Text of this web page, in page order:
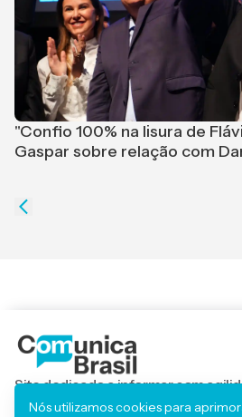
"Confio 100% na lisura de
Gaspar sobre relação com
Site dedicado a informar com
responsabilidade, trazendo os
Nós utilizamos cookies para